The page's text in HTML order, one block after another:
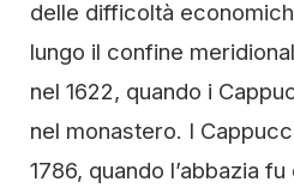
delle difficoltà
lungo il confine
nel 1622, quando i
nel monastero. I
1786, quando l’abbazia fu